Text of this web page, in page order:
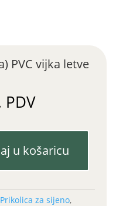
PVC vijka letve
u košaricu
Prikolica za sijeno,